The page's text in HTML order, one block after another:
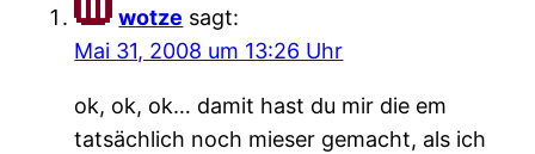
wotze sagt:
Mai 31, 2008 um 13:26 Uhr
ok, ok, ok… damit hast du mir die em
tatsächlich noch mieser gemacht, als ich